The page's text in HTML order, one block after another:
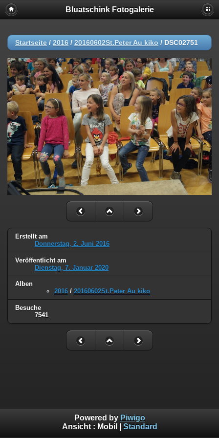
Bluatschink Fotogalerie
Startseite / 2016 / 20160602St.Peter Au kiko / DSC02751
Erstellt am
Donnerstag, 2. Juni 2016
Veröffentlicht am
Dienstag, 7. Januar 2020
Alben
2016 / 20160602St.Peter Au kiko
Besuche
7541
Powered by Piwigo
Ansicht : Mobil Standard